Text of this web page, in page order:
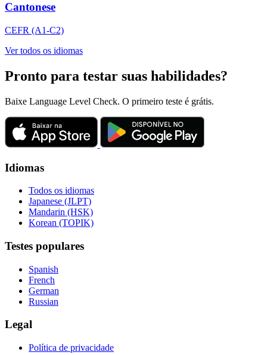
Cantonese
CEFR (A1-C2)
Ver todos os idiomas
Pronto para testar suas habilidades?
Baixe Language Level Check. O primeiro teste é grátis.
Idiomas
Todos os idiomas
Japanese (JLPT)
Mandarin (HSK)
Korean (TOPIK)
Testes populares
Spanish
French
German
Russian
Legal
Política de privacidade